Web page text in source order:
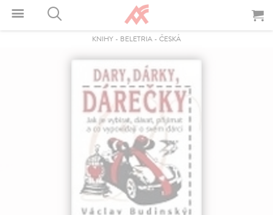
KNIHY - BELETRIA - ČESKÁ